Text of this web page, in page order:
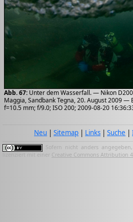
Abb. 67: Unter dem Wasserfall. — Nikon
Maggia, Sandbank Tegna, 20. August 2009 —
f=10.5 mm; f/9.0; ISO 200; 2009-08-20
Neu |Sitemap | Links |Suche |
Sofern nicht anders
lizenziert mit einer Creative Commons Attribution